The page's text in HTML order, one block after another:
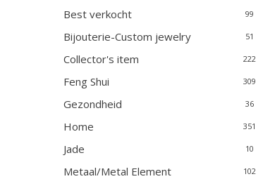
Best verkocht 99
Bijouterie-Custom jewelry 51
Collector's item 222
Feng Shui 309
Gezondheid 36
Home 351
Jade 10
Metaal/Metal Element 102